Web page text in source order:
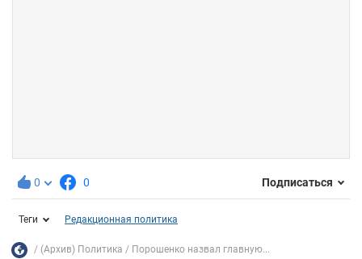
0 0 Подписаться
Теги Редакционная политика
(Архив) Политика Порошенко назвал главную...